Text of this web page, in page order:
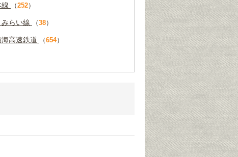
（252）
らい線 （38）
高速鉄道 （654）